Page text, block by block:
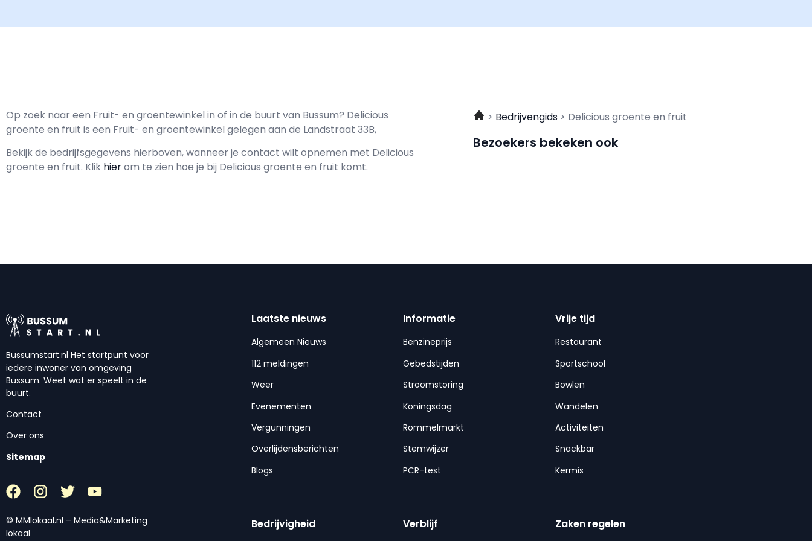
Op zoek naar een Fruit- en groentewinkel in of in de buurt van Bussum? Delicious
groente en fruit is een Fruit- en groentewinkel gelegen aan de Landstraat 33B,
Bekijk de bedrijfsgegevens hierboven, wanneer je contact wilt opnemen met Delicious
groente en fruit. Klik hierom te zien hoe je bij Delicious groente en fruit komt.
Bedrijvengids Delicious groente en fruit
Bezoekers bekeken ook
Bussumstart.nl Het startpunt voor
iedere inwoner van omgeving
Bussum. Weet wat er speelt in de
buurt.
Contact
Over ons
Sitemap
© MMlokaal.nl – Media&Marketing
lokaal
Laatste nieuws
Algemeen Nieuws
112 meldingen
Weer
Evenementen
Vergunningen
Overlijdensberichten
Blogs
Informatie
Benzineprijs
Gebedstijden
Stroomstoring
Koningsdag
Rommelmarkt
Stemwijzer
PCR-test
Vrije tijd
Restaurant
Sportschool
Bowlen
Wandelen
Activiteiten
Snackbar
Kermis
Bedrijvigheid Verblijf Zaken regelen